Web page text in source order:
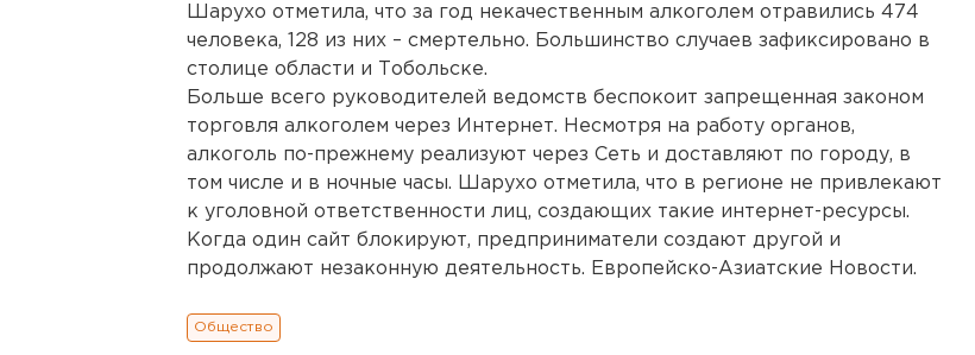
Шарухо отметила, что за год некачественным алкоголем отравились 474
человека, 128 из них – смертельно. Большинство случаев зафиксировано в
столице области и Тобольске.
Больше всего руководителей ведомств беспокоит запрещенная законом
торговля алкоголем через Интернет. Несмотря на работу органов,
алкоголь по-прежнему реализуют через Сеть и доставляют по городу, в
том числе и в ночные часы. Шарухо отметила, что в регионе не привлекают
к уголовной ответственности лиц, создающих такие интернет-ресурсы.
Когда один сайт блокируют, предприниматели создают другой и
продолжают незаконную деятельность. Европейско-Азиатские Новости.
Общество